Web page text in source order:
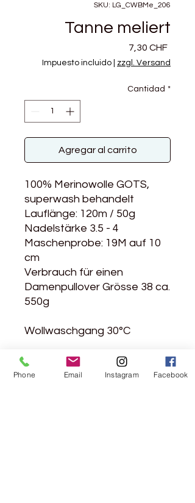
SKU: LG_CWBMe_206
Tanne meliert
7,30 CHFPrecio
Impuesto incluido zzgl. Versand
Cantidad *
Agregar al carrito
100% Merinowolle GOTS,
superwash behandelt
Lauflänge: 120m / 50g
Nadelstärke 3.5 - 4
Maschenprobe: 19M auf 10
cm
Verbrauch für einen
Damenpullover Grösse 38 ca.
550g
Wollwaschgang 30°C
Phone Email Instagram Facebook